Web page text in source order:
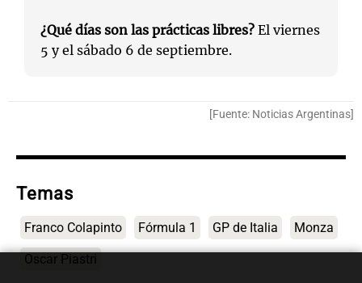
¿Qué días son las prácticas libres? El viernes
5 y el sábado 6 de septiembre.
[Fuente: Noticias Argentinas]
Temas
Franco Colapinto Fórmula 1 GP de Italia Monza
Oscar Piastri